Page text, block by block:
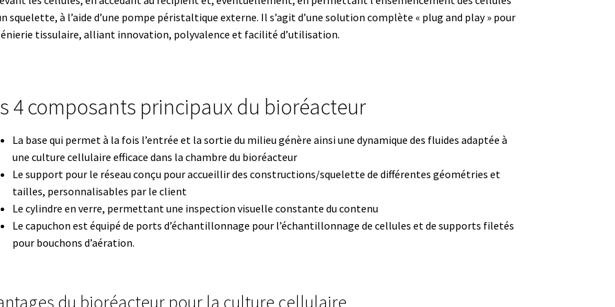
Mesure de niveauMesure de température
poids, balances industrielles de table
du poids, balances médicalesMesure du poids, balances mobiles
du son / bruitMesure du tempsMesure électrique
de la lumièreMesure et enregistrement de la pression
Mobilier de laboratoireModules entrées/sorties
squelette, à l’aide d’une pompe péristaltique externe. Il s’agit d’une solution complète « plug and play » pour
tissulaire, alliant innovation, polyvalence et facilité d’utilisation.
4 composants principaux du bioréacteur
La base qui permet à la fois l’entrée et la sortie du milieu génère ainsi une dynamique des fluides adaptée à
une culture cellulaire efficace dans la chambre du bioréacteur
Le support pour le réseau conçu pour accueillir des constructions/squelette de différentes géométries et
tailles, personnalisables par le client
Le cylindre en verre, permettant une inspection visuelle constante du contenu
Le capuchon est équipé de ports d’échantillonnage pour l’échantillonnage de cellules et de supports filetés
pour bouchons d’aération.
du bioréacteur pour la culture cellulaire